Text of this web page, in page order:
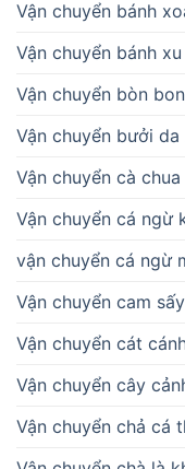
Vận chuyển bánh
Vận chuyển bánh
Vận chuyển bòn
Vận chuyển bưởi da
Vận chuyển cà
Vận chuyển cá ngừ
vận chuyển cá ngừ
Vận chuyển cam
Vận chuyển cát
Vận chuyển cây
Vận chuyển chả cá